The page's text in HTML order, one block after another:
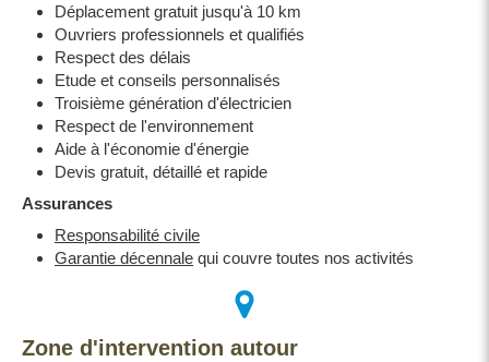
Déplacement gratuit jusqu'à 10 km
Ouvriers professionnels et qualifiés
Respect des délais
Etude et conseils personnalisés
Troisième génération d'électricien
Respect de l'environnement
Aide à l'économie d'énergie
Devis gratuit, détaillé et rapide
Assurances
Responsabilité civile
Garantie décennale qui couvre toutes nos activités
Zone d'intervention autour